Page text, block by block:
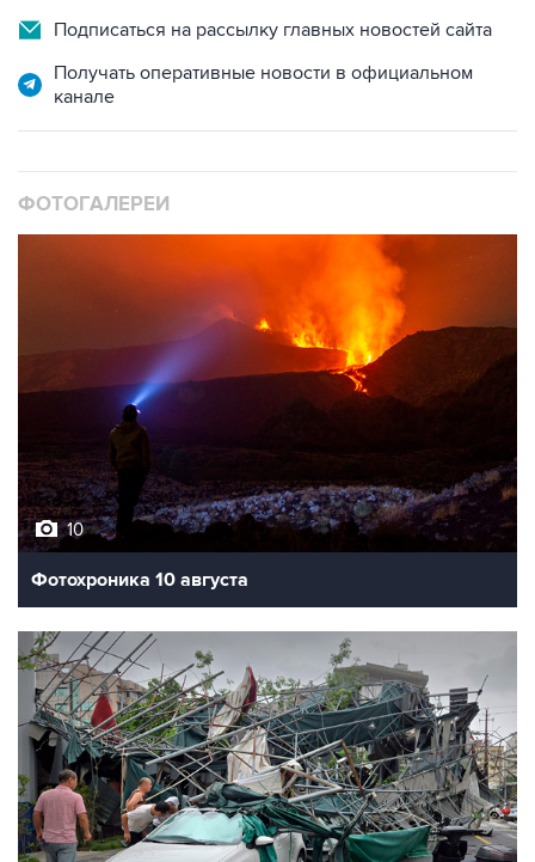
Подписаться на рассылку главных новостей сайта
Получать оперативные новости в официальном
канале
ФОТОГАЛЕРЕИ
10
Фотохроника 10 августа